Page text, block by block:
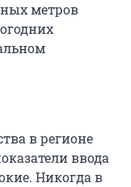
метров
в регионе
ввода
Никогда в